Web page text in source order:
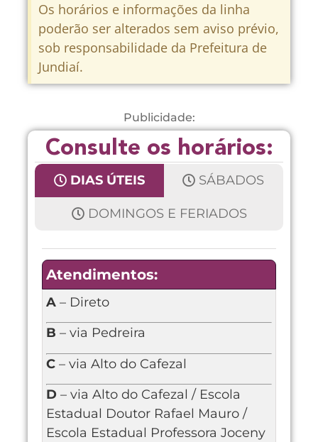
Os horários e informações da linha
poderão ser alterados sem aviso prévio,
sob responsabilidade da Prefeitura de
Jundiaí.
Publicidade:
Consulte os horários:
DIAS ÚTEIS SÁBADOS
DOMINGOS E FERIADOS
Atendimentos:
A – Direto
B – via Pedreira
C – via Alto do Cafezal
D – via Alto do Cafezal / Escola
Estadual Doutor Rafael Mauro /
Escola Estadual Professora Joceny